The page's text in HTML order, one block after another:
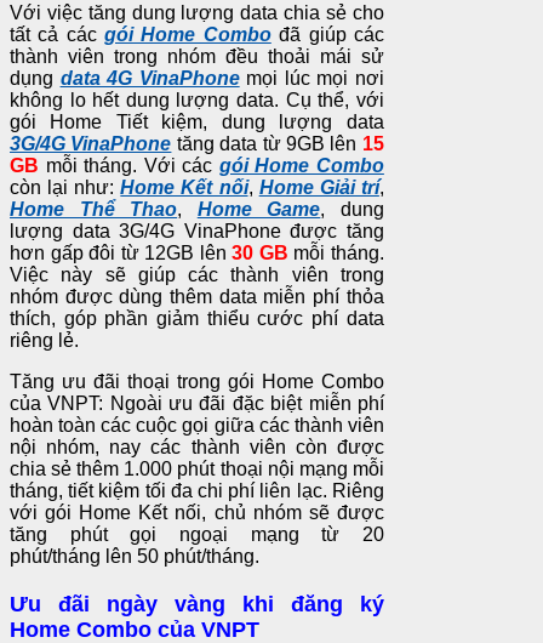
Với việc tăng dung lượng data chia sẻ cho
tất cả cácgói Home Combođã giúp các
thành viên trong nhóm đều thoải mái sử
dụng data 4G VinaPhonemọi lúc mọi nơi
không lo hết dung lượng data. Cụ thể, với
gói Home Tiết kiệm, dung lượng data
3G/4G VinaPhone tăng data từ 9GB lên 15
GB mỗi tháng. Với các gói Home Combo
còn lại như:Home Kết nối, Home Giải trí,
Home Thể Thao, Home Game, dung
lượng data 3G/4G VinaPhone được tăng
hơn gấp đôi từ 12GB lên30 GB mỗi tháng.
Việc này sẽ giúp các thành viên trong
nhóm được dùng thêm data miễn phí thỏa
thích, góp phần giảm thiểu cước phí data
riêng lẻ.
Tăng ưu đãi thoại trong gói Home Combo
của VNPT: Ngoài ưu đãi đặc biệt miễn phí
hoàn toàn các cuộc gọi giữa các thành viên
nội nhóm, nay các thành viên còn được
chia sẻ thêm 1.000 phút thoại nội mạng mỗi
tháng, tiết kiệm tối đa chi phí liên lạc. Riêng
với gói Home Kết nối, chủ nhóm sẽ được
tăng phút gọi ngoại mạng từ 20
phút/tháng lên 50 phút/tháng.
Ưu đãi ngày vàng khi đăng ký
Home Combo của VNPT